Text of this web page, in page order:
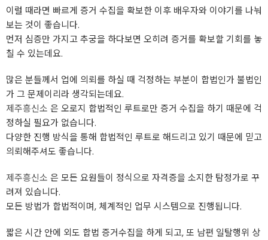
이럴 때라면 빠르게 증거 수집을 확보한 이후 배우자와 이야기를 나눠
보는 것이 좋습니다.
먼저 심증만 가지고 추궁을 하다보면 오히려 증거를 확보할 기회를 놓
칠 수 있는데요.
많은 분들께서 업에 의뢰를 하실 때 걱정하는 부분이 합법인가 불법인
가 그 문제이리라 생각되는데요.
제주흥신소 은 오로지 합법적인 루트로만 증거 수집을 하기 때문에 걱
정하실 필요가 없습니다.
다양한 진행 방식을 통해 합법적인 루트로 해드리고 있기 때문에 믿고
의뢰해주셔도 좋습니다.
제주흥신소 은 모든 요원들이 정식으로 자격증을 소지한 탐정가로 꾸
려져 있습니다.
모든 방법가 합법적이며, 체계적인 업무 시스템으로 진행됩니다.
짧은 시간 안에 외도 합법 증거수집을 하게 되고, 또 남편 일탈행위 상